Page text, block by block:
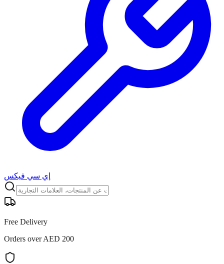
إي سي فيكس
Free Delivery
Orders over AED 200